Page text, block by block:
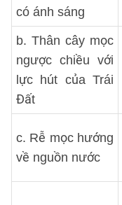
có ánh sáng
b. Thân cây mọc
ngược chiều với
lực hút của Trái
Đất
c. Rễ mọc hướng
về nguồn nước